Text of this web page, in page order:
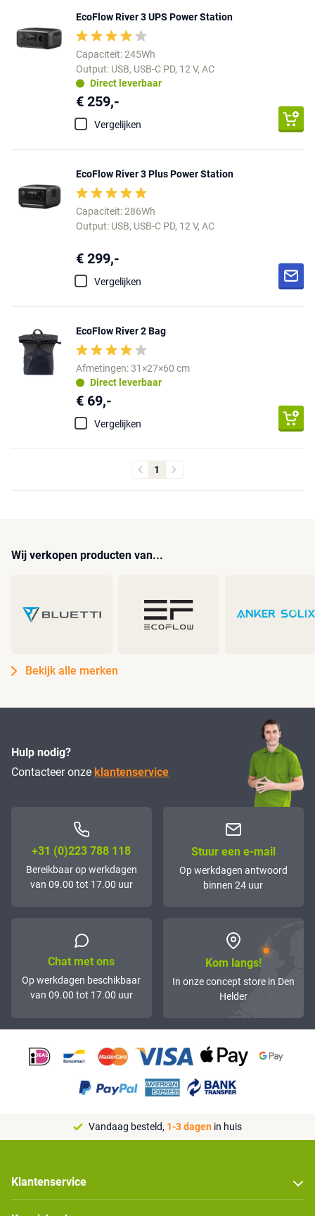
EcoFlow River 3 UPS Power Station
Capaciteit: 245Wh
Output: USB, USB-C PD, 12 V, AC
Direct leverbaar
€ 259,-
Vergelijken
EcoFlow River 3 Plus Power Station
Capaciteit: 286Wh
Output: USB, USB-C PD, 12 V, AC
€ 299,-
Vergelijken
EcoFlow River 2 Bag
Afmetingen: 31×27×60 cm
Direct leverbaar
€ 69,-
Vergelijken
1
Wij verkopen producten van...
Bekijk alle merken
Hulp nodig?
Contacteer onze klantenservice
+31 (0)223 788 118
Bereikbaar op werkdagen
van 09.00 tot 17.00 uur
Stuur een e-mail
Op werkdagen antwoord
binnen 24 uur
Chat met ons
Op werkdagen beschikbaar
van 09.00 tot 17.00 uur
Kom langs!
In onze concept store in Den
Helder
Vandaag besteld, 1-3 dagen in huis
Klantenservice